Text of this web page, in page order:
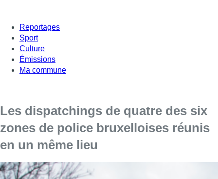
Reportages
Sport
Culture
Émissions
Ma commune
Les dispatchings de quatre des six
zones de police bruxelloises réunis
en un même lieu